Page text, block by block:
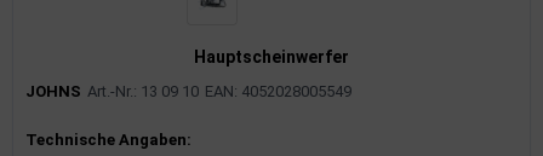
Hauptscheinwerfer
JOHNS Art.-Nr.: 13 09 10 EAN: 4052028005549
Produktinformationen
Technische Angaben: